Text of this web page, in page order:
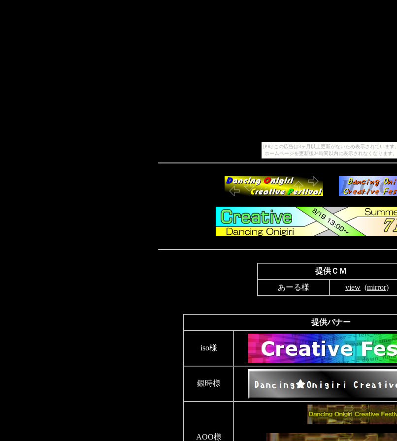
[PR] この広告は3ヶ月以上更新がないため表示されています。
ホームページを更新後24時間以内に表示されなくなります。
提供ＣＭ
あーる様
view (mirror)
提供バナー
iso様
銀時様
AOO様